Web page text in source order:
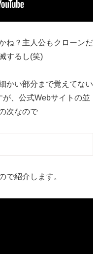
ね？主人公もクローンだ
するし(笑)
かい部分まで覚えてない
、公式Webサイトの並
次なので
で紹介します。